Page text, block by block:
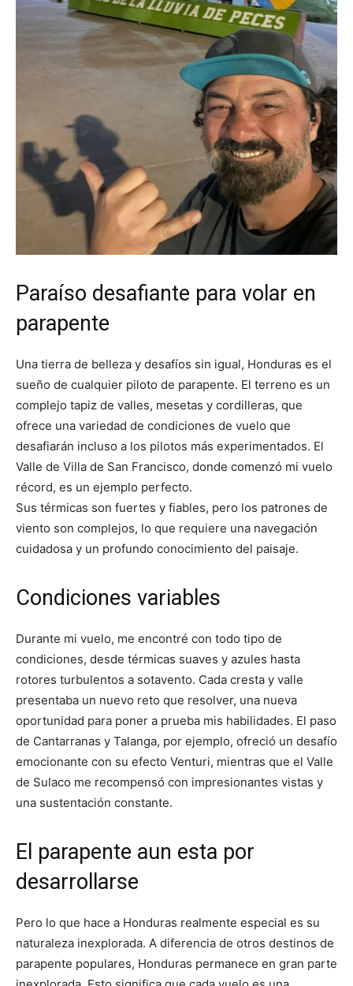
Paraíso desafiante para volar en
parapente
Una tierra de belleza y desafíos sin igual, Honduras es el
sueño de cualquier piloto de parapente. El terreno es un
complejo tapiz de valles, mesetas y cordilleras, que
ofrece una variedad de condiciones de vuelo que
desafiarán incluso a los pilotos más experimentados. El
Valle de Villa de San Francisco, donde comenzó mi vuelo
récord, es un ejemplo perfecto.
Sus térmicas son fuertes y fiables, pero los patrones de
viento son complejos, lo que requiere una navegación
cuidadosa y un profundo conocimiento del paisaje.
Condiciones variables
Durante mi vuelo, me encontré con todo tipo de
condiciones, desde térmicas suaves y azules hasta
rotores turbulentos a sotavento. Cada cresta y valle
presentaba un nuevo reto que resolver, una nueva
oportunidad para poner a prueba mis habilidades. El paso
de Cantarranas y Talanga, por ejemplo, ofreció un desafío
emocionante con su efecto Venturi, mientras que el Valle
de Sulaco me recompensó con impresionantes vistas y
una sustentación constante.
El parapente aun esta por
desarrollarse
Pero lo que hace a Honduras realmente especial es su
naturaleza inexplorada. A diferencia de otros destinos de
parapente populares, Honduras permanece en gran parte